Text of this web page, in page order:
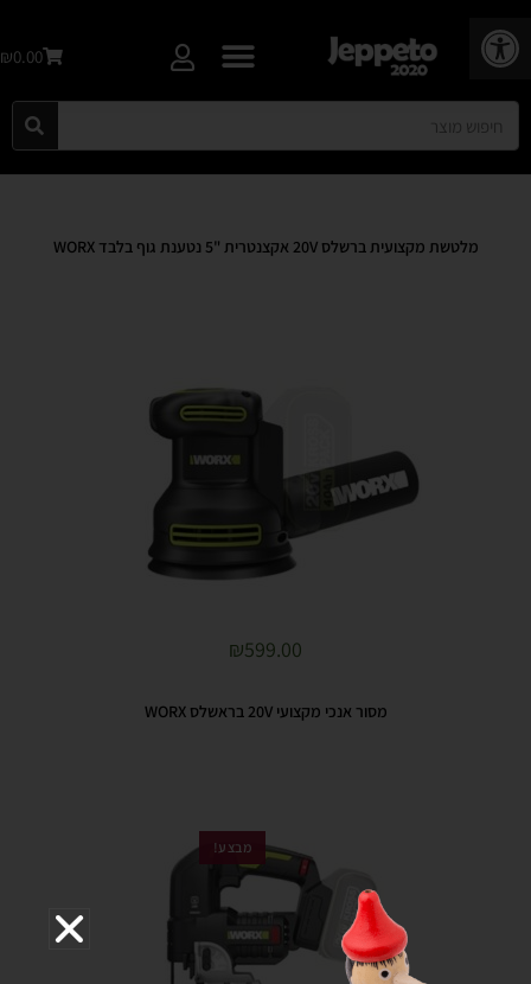
פתח סרגל נגישות
₪0.00
מלטשת מקצועית ברשלס 20V אקצנטרית "5 נטענת גוף בלבד WORX
₪599.00
מסור אנכי מקצועי 20V בראשלס WORX
מבצע!